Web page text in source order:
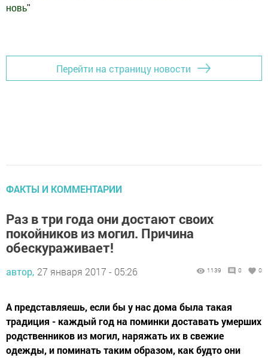
новь"
Перейти на страницу новости
ФАКТЫ И КОММЕНТАРИИ
Раз в три года они достают своих
покойников из могил. Причина
обескураживает!
автор, 27 января 2017 - 05:26 1139 0 0
А представляешь, если бы у нас дома была такая
традиция - каждый год на поминки доставать умерших
родственников из могил, наряжать их в свежие
одежды, и поминать таким образом, как будто они